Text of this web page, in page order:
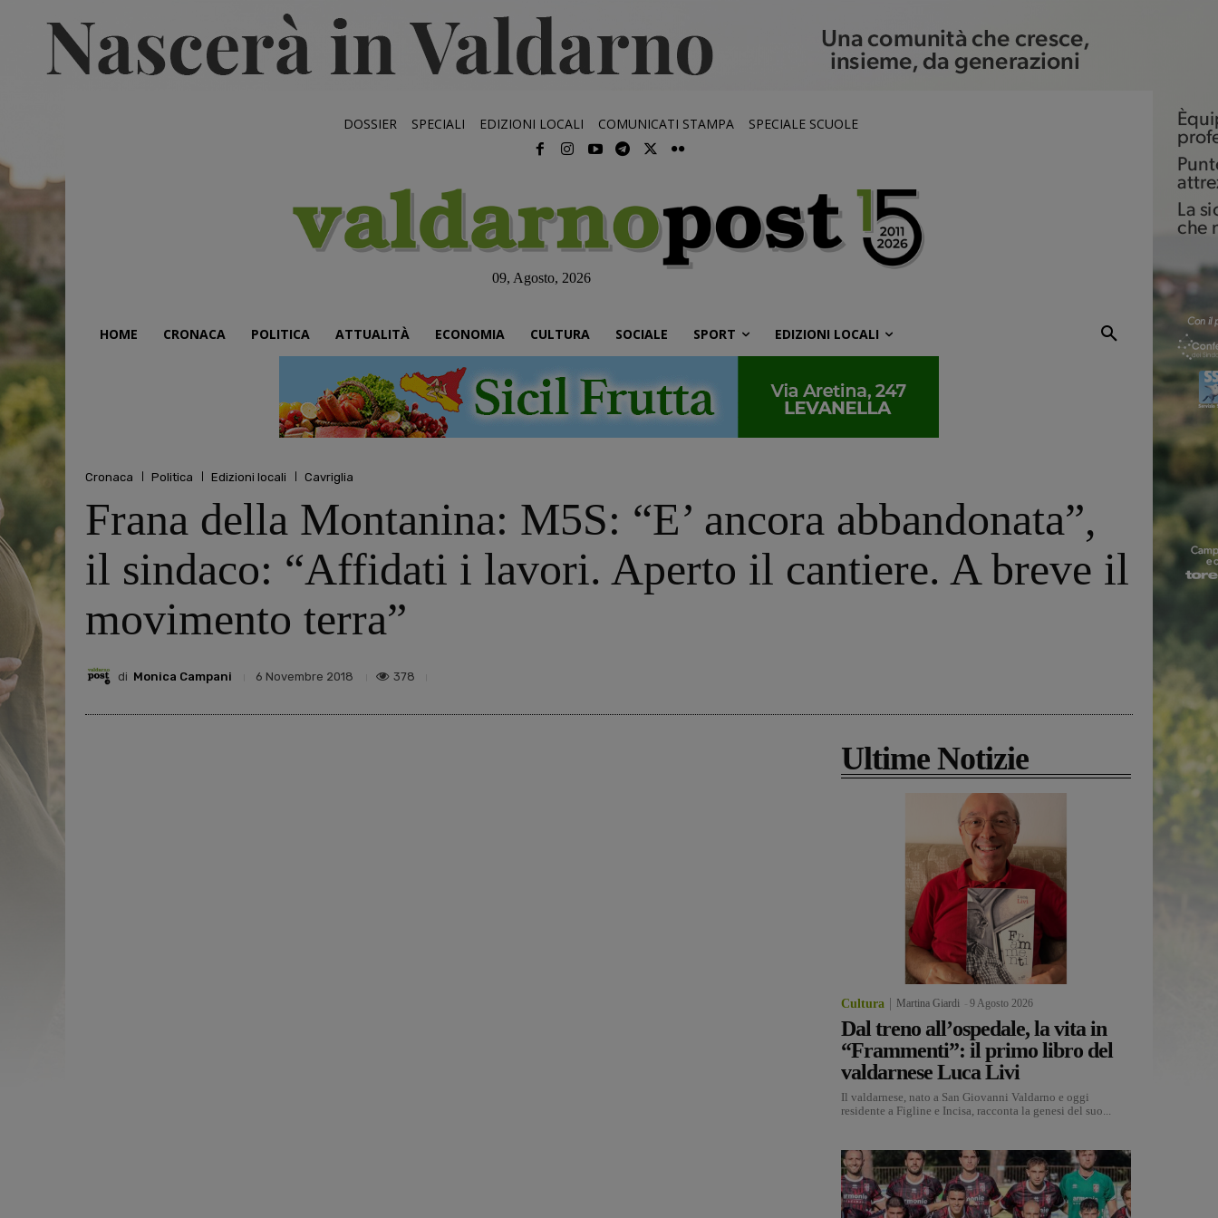
DOSSIER SPECIALI EDIZIONI LOCALI COMUNICATI STAMPA SPECIALE SCUOLE
09, Agosto, 2026
HOME CRONACA POLITICA ATTUALITÀ ECONOMIA CULTURA SOCIALE SPORT EDIZIONI LOCALI
Cronaca Politica Edizioni locali Cavriglia
Frana della Montanina: M5S: “E’ ancora abbandonata”,
il sindaco: “Affidati i lavori. Aperto il cantiere. A breve il
movimento terra”
di Monica Campani 6 Novembre 2018 378
Ultime Notizie
Cultura Martina Giardi 9 Agosto 2026
Dal treno all’ospedale, la vita in
“Frammenti”: il primo libro del
valdarnese Luca Livi
Il valdarnese, nato a San Giovanni Valdarno e oggi
residente a Figline e Incisa, racconta la genesi del suo...